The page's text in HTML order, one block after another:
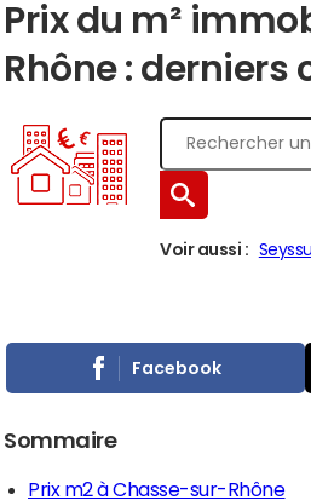
Prix du m²
Rhône : derniers
Voir aussi :
Facebook
Sommaire
Prix m2 à Chasse-sur-Rhône